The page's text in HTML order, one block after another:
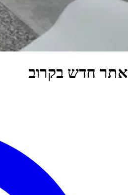
אתר חדש בקרוב